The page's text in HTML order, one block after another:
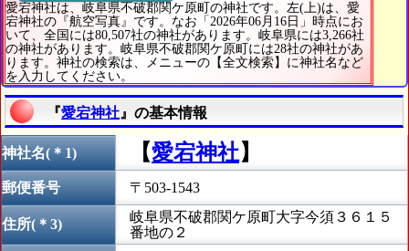
愛宕神社は、岐阜県不破郡関ケ原町の神社です。左(上)は、愛
宕神社の『航空写真』です。なお「2026年06月16日」時点にお
いて、全国には80,507社の神社があります。岐阜県には3,266社
の神社があります。岐阜県不破郡関ケ原町には28社の神社があ
ります。神社の検索は、メニューの【全文検索】に神社名など
を入力してください。
『愛宕神社 』の基本情報
神社名(＊1) 【愛宕神社】
郵便番号 〒503-1543
住所(＊3)
岐阜県不破郡関ケ原町大字今須３６１５
番地の２